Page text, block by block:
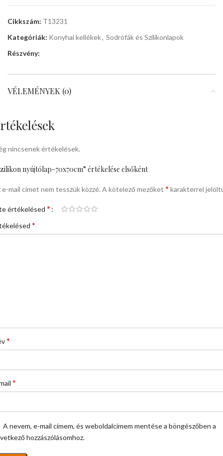
Cikkszám: T13231
Kategóriák: Konyhai kellékek, Sodrófák és Szilikonlapok
Részvény:
VÉLEMÉNYEK (0)
nincsenek értékelések.
nyújtólap-70x70cm” értékelése elsőként
e-mail címet nem tesszük közzé. A kötelező mezőket * karakterrel
értékelésed *
*
*
*
A nevem, e-mail címem, és weboldalcímem mentése a böngészőben a
hozzászólásomhoz.